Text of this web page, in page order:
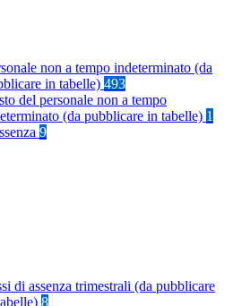
non a tempo indeterminato (da
in tabelle) 493
del personale non a tempo
(da pubblicare in tabelle) 1
9
di assenza trimestrali (da pubblicare
8